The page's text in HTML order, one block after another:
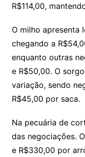
R$114,00,
O milho apresenta
chegando a
enquanto outras
e R$50,00. O
variação, sendo
R$45,00 por saca.
Na pecuária de
das negociações.
e R$330,00 por